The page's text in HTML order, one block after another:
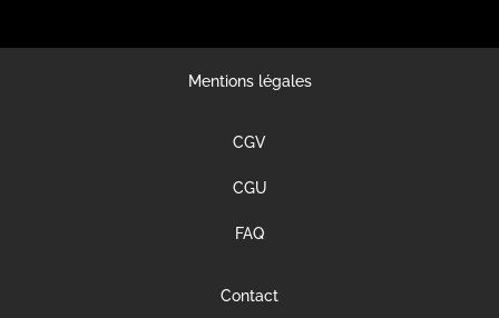
Mentions légales
CGV
CGU
FAQ
Contact